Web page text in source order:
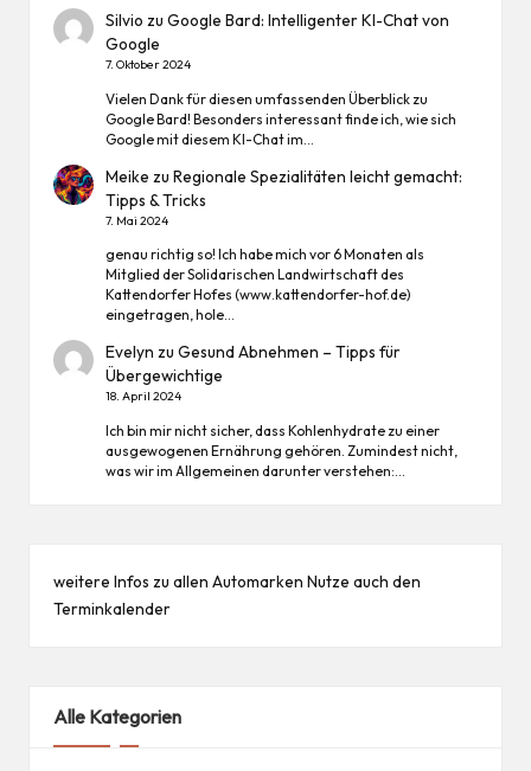
Silvio zuGoogle Bard: Intelligenter KI-Chat von
Google
7. Oktober 2024
Vielen Dank für diesen umfassenden Überblick zu
Google Bard! Besonders interessant finde ich, wie sich
Google mit diesem KI-Chat im…
Meike zuRegionale Spezialitäten leicht gemacht:
Tipps & Tricks
7. Mai 2024
genau richtig so! Ich habe mich vor 6 Monaten als
Mitglied der Solidarischen Landwirtschaft des
Kattendorfer Hofes (www.kattendorfer-hof.de)
eingetragen, hole…
Evelyn zuGesund Abnehmen – Tipps für
Übergewichtige
18. April 2024
Ich bin mir nicht sicher, dass Kohlenhydrate zu einer
ausgewogenen Ernährung gehören. Zumindest nicht,
was wir im Allgemeinen darunter verstehen:…
weitere Infos zu allen Automarken Nutze auch den
Terminkalender
Alle Kategorien